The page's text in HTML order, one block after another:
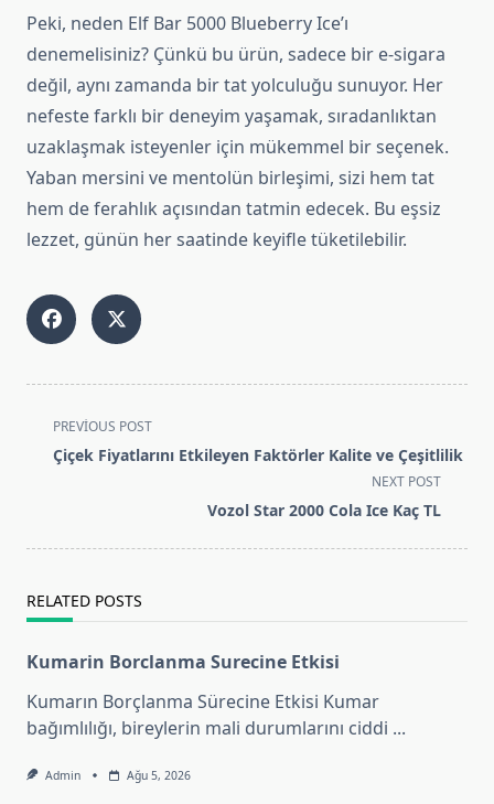
Peki, neden Elf Bar 5000 Blueberry Ice’ı
denemelisiniz? Çünkü bu ürün, sadece bir e-sigara
değil, aynı zamanda bir tat yolculuğu sunuyor. Her
nefeste farklı bir deneyim yaşamak, sıradanlıktan
uzaklaşmak isteyenler için mükemmel bir seçenek.
Yaban mersini ve mentolün birleşimi, sizi hem tat
hem de ferahlık açısından tatmin edecek. Bu eşsiz
lezzet, günün her saatinde keyifle tüketilebilir.
<span
class="nav-
text">Page</span>
PREVIOUS POST
Çiçek Fiyatlarını Etkileyen Faktörler Kalite ve Çeşitlilik
NEXT POST
Vozol Star 2000 Cola Ice Kaç TL
RELATED POSTS
Kumarin Borclanma Surecine Etkisi
Kumarın Borçlanma Sürecine Etkisi Kumar
bağımlılığı, bireylerin mali durumlarını ciddi ...
Admin Ağu 5, 2026